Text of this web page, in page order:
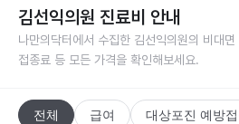
김선익의원 진료비 안내
나만의닥터에서 수집한 김선익의원의 비대면
접종료 등 모든 가격을 확인해보세요.
전체 급여 대상포진 예방